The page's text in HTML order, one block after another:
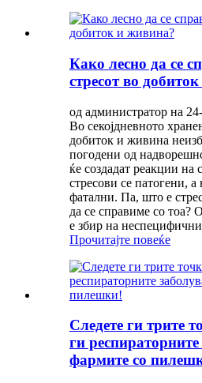
Како лесно да се
стресот во
од администратор на
Во секојдневното
добиток и живина
погодени од
ќе создадат реакции на
стресови се патогени,
фатални. Па, што е
да се справиме со тоа?
е збир на
Прочитајте повеќе
Следете ги трите
ги
фармите со